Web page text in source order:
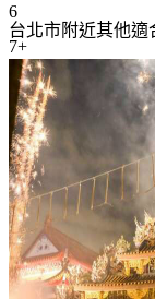
6
7+
台北市附近其他適